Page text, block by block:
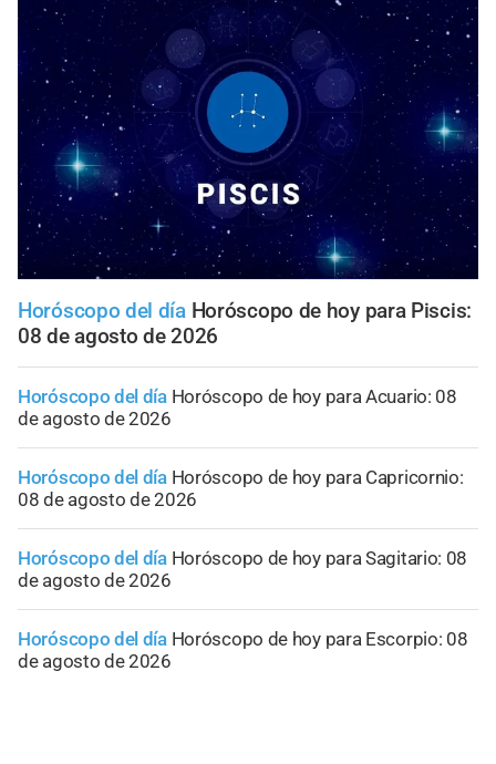
Horóscopo del día Horóscopo de hoy para Piscis:
08 de agosto de 2026
Horóscopo del día Horóscopo de hoy para Acuario: 08
de agosto de 2026
Horóscopo del día Horóscopo de hoy para Capricornio:
08 de agosto de 2026
Horóscopo del día Horóscopo de hoy para Sagitario: 08
de agosto de 2026
Horóscopo del día Horóscopo de hoy para Escorpio: 08
de agosto de 2026